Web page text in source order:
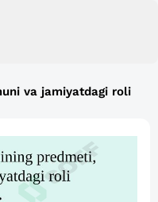
va jamiyatdagi roli